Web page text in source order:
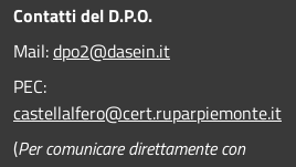
Contatti del D.P.O.
Mail:dpo2@dasein.it
PEC:
castellalfero@cert.ruparpiemonte.it
(Per comunicare direttamente con